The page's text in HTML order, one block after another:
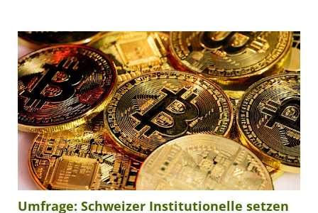
Umfrage: Schweizer Institutionelle setzen